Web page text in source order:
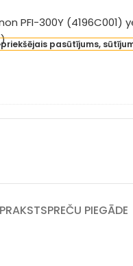
PFI-300Y (4196C001)
pasūtījums,
PREČU PIEGĀDE